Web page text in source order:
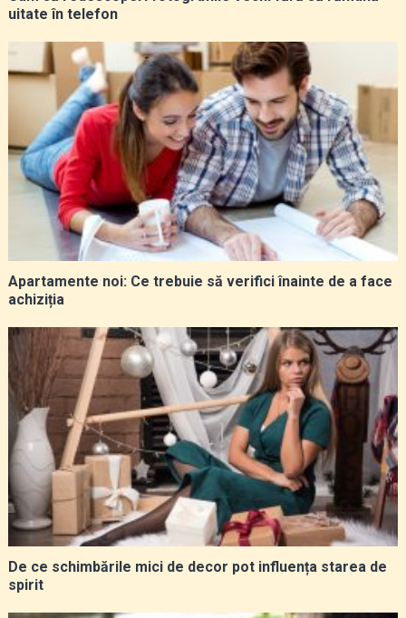
uitate în telefon
Apartamente noi: Ce trebuie să verifici înainte de a face
achiziția
De ce schimbările mici de decor pot influența starea de
spirit